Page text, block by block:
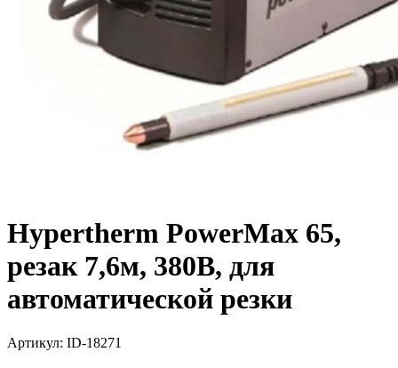
Hypertherm PowerMax 65,
резак 7,6м, 380В, для
автоматической резки
Артикул: ID-18271